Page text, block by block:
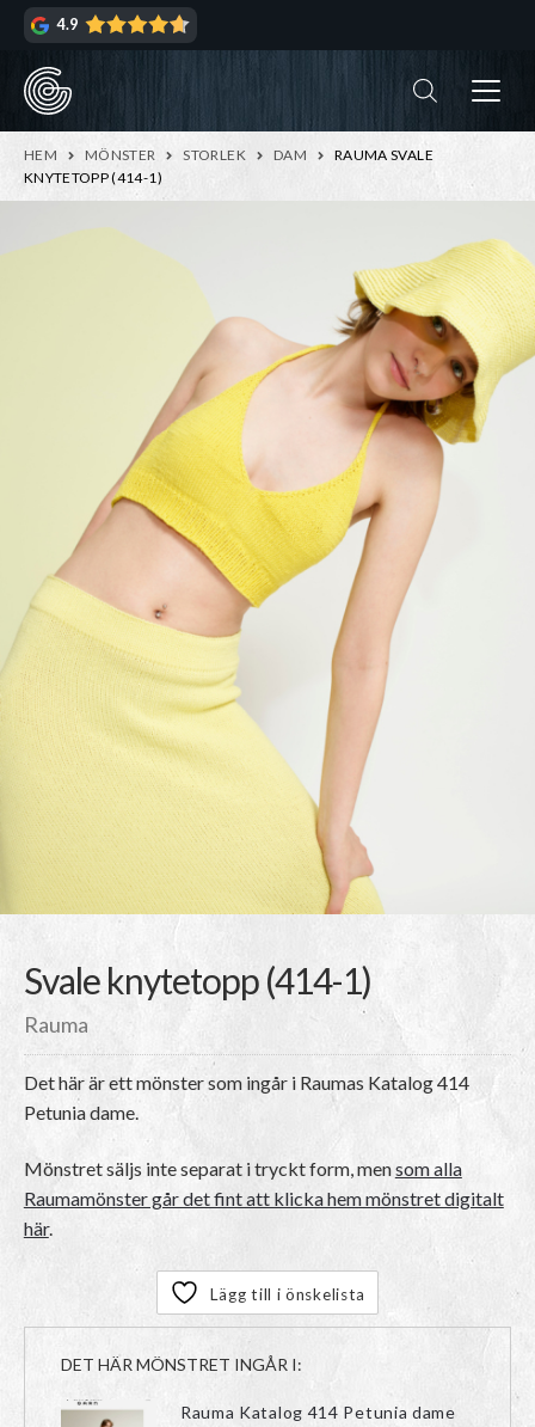
Hoppa
navigering
Hoppa
innehåll
4.9
HEM MÖNSTER STORLEK DAM
RAUMA SVALE
KNYTETOPP (414-1)
Svale knytetopp (414-1)
Rauma
Det här är ett mönster som ingår i Raumas Katalog 414
Petunia dame.
Mönstret säljs inte separat i tryckt form, mensom alla
Raumamönster går det fint att klicka hem mönstret digitalt
här.
Lägg till i önskelista
DET HÄR MÖNSTRET INGÅR I:
Rauma Katalog 414 Petunia dame